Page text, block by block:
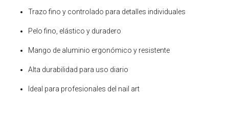
Trazo fino y controlado para detalles individuales
Pelo fino, elástico y duradero
Mango de aluminio ergonómico y resistente
Alta durabilidad para uso diario
Ideal para profesionales del nail art